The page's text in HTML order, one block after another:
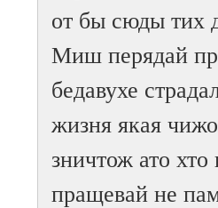
от бы сюды тих
Миш перядай
бедавухе
жизня якая
зничтож ато
пращевай не